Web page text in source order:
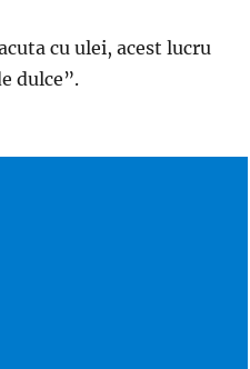
cu ulei, acest lucru
dulce”.